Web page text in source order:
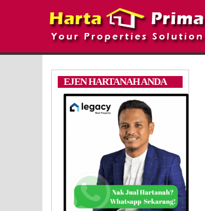
EJEN HARTANAH ANDA